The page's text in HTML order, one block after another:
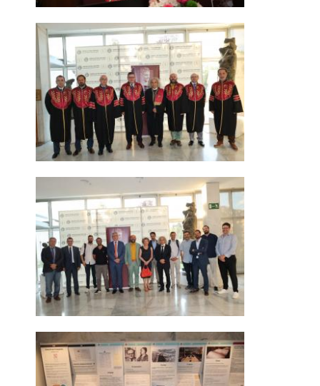
ΤΗΣ ΑΓΩΓΗΣ ΚΑΙ ΤΗΣ ΕΚΠΑΙΔΕΥΣΗΣ
ΜΕΤΑΠΤΥΧΙΑΚΕΣ ΣΠΟΥΔΕΣ
ΠΛΗΡΟΥΣ ΦΟΙΤΗΣΗΣ
ΜΕΡΙΚΗΣ ΦΟΙΤΗΣΗΣ
ΔΙΔΑΚΤΟΡΙΚΟ ΠΡΟΓΡΑΜΜΑ
ΔΙΑΣΦΑΛΙΣΗ ΠΟΙΟΤΗΤΑΣ
ΠΟΛΙΤΙΚΗ ΠΟΙΟΤΗΤΑΣ
ΣΤΡΑΤΗΓΙΚΗ ΠΡΟΠΤΥΧΙΑΚΟΥ
ΠΡΟΓΡΑΜΜΑΤΟΣ ΤΜΗΜΑΤΟΣ
ΔΕΔΟΜΕΝΑ ΠΟΙΟΤΗΤΑΣ
ΠΙΣΤΟΠΟΙΗΣΗ
ΑΞΙΟΛΟΓΗΣΗ
ΑΠΟ ΠΡΟΠΤΥΧΙΑΚΟΥΣ ΦΟΙΤΗΤΕΣ